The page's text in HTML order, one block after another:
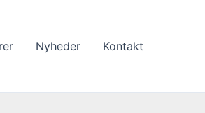
Nyheder Kontakt